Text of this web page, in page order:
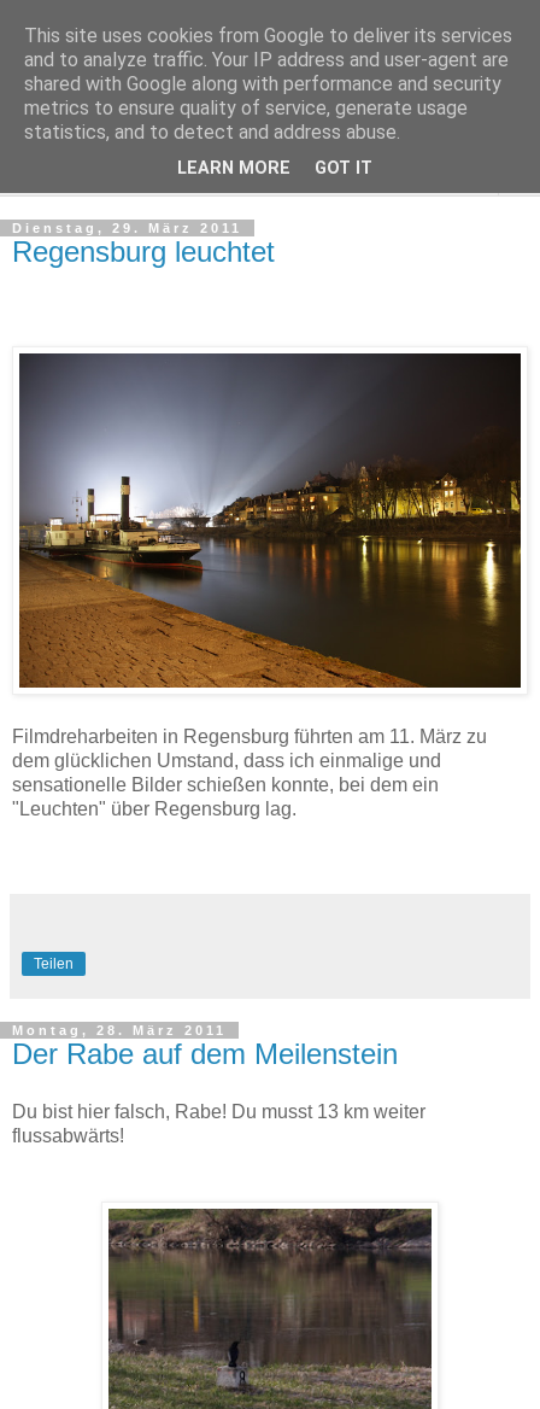
Regensburger Tagebuch
Notizen aus der nördlichsten Stadt Italiens
Dienstag, 29. März 2011
Regensburg leuchtet
Filmdreharbeiten in Regensburg führten am 11. März zu
dem glücklichen Umstand, dass ich einmalige und
sensationelle Bilder schießen konnte, bei dem ein
"Leuchten" über Regensburg lag.
Teilen
Montag, 28. März 2011
Der Rabe auf dem Meilenstein
Du bist hier falsch, Rabe! Du musst 13 km weiter
flussabwärts!
This site uses cookies from Google to deliver its services
and to analyze traffic. Your IP address and user-agent are
shared with Google along with performance and security
metrics to ensure quality of service, generate usage
statistics, and to detect and address abuse.
LEARN MORE GOT IT